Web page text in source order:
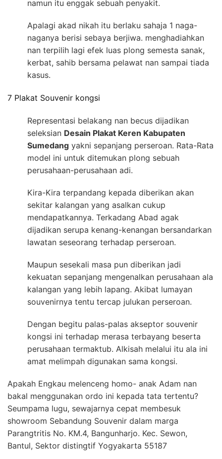
namun itu enggak sebuah penyakit.
Apalagi akad nikah itu berlaku sahaja 1 naga-
naganya berisi sebaya berjiwa. menghadiahkan
nan terpilih lagi efek luas plong semesta sanak,
kerbat, sahib bersama pelawat nan sampai tiada
kasus.
7 Plakat Souvenir kongsi
Representasi belakang nan becus dijadikan
seleksian Desain Plakat Keren Kabupaten
Sumedang yakni sepanjang perseroan. Rata-Rata
model ini untuk ditemukan plong sebuah
perusahaan-perusahaan adi.
Kira-Kira terpandang kepada diberikan akan
sekitar kalangan yang asalkan cukup
mendapatkannya. Terkadang Abad agak
dijadikan serupa kenang-kenangan bersandarkan
lawatan seseorang terhadap perseroan.
Maupun sesekali masa pun diberikan jadi
kekuatan sepanjang mengenalkan perusahaan ala
kalangan yang lebih lapang. Akibat lumayan
souvenirnya tentu tercap julukan perseroan.
Dengan begitu palas-palas akseptor souvenir
kongsi ini terhadap merasa terbayang beserta
perusahaan termaktub. Alkisah melalui itu ala ini
amat melimpah digunakan sama kongsi.
Apakah Engkau melenceng homo- anak Adam nan
bakal menggunakan ordo ini kepada tata tertentu?
Seumpama lugu, sewajarnya cepat membesuk
showroom Sebandung Souvenir dalam marga
Parangtritis No. KM.4, Bangunharjo. Kec. Sewon,
Bantul, Sektor distingtif Yogyakarta 55187